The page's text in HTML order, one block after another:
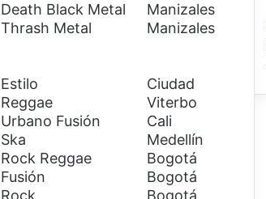
Death Black Metal
Manizales
Thrash Metal
Manizales
Estilo
Ciudad
Reggae
Viterbo
Urbano Fusión
Cali
Ska
Medellín
Rock Reggae
Bogotá
Fusión
Bogotá
Rock
Bogotá